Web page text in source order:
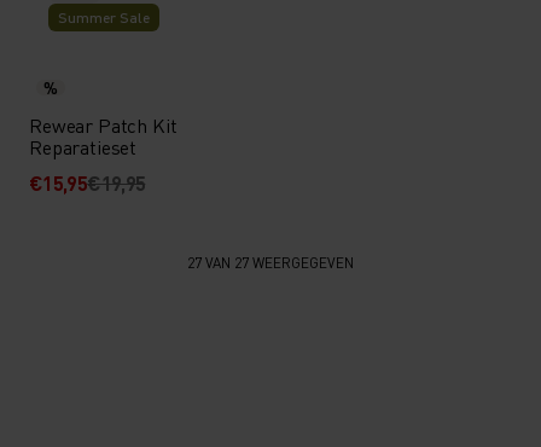
Summer Sale
%
Rewear Patch Kit
Reparatieset
€15,95€19,95
27 VAN 27 WEERGEGEVEN